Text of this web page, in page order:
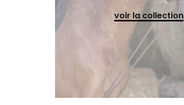
voir la collection